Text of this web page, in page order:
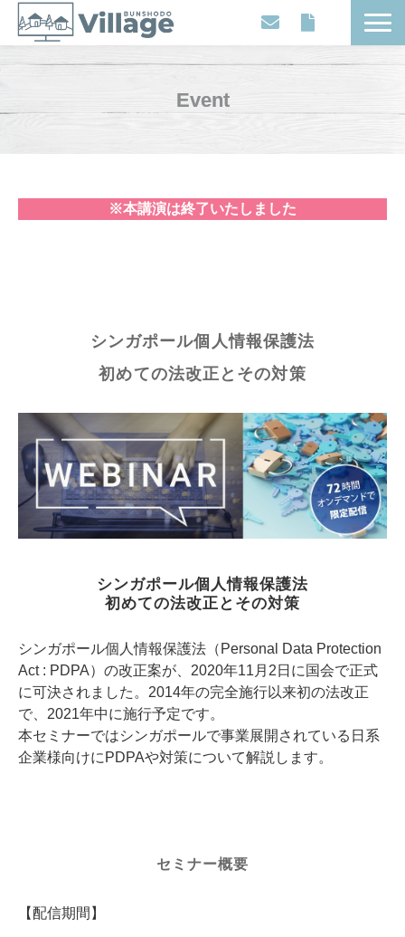
Workplaces
Movies
About
Event
※本講演は終了いたしました
シンガポール個人情報保護法
初めての法改正とその対策
シンガポール個人情報保護法
初めての法改正とその対策
シンガポール個人情報保護法（Personal Data Protection
Act : PDPA）の改正案が、2020年11月2日に国会で正式
に可決されました。2014年の完全施行以来初の法改正
で、2021年中に施行予定です。
本セミナーではシンガポールで事業展開されている日系
企業様向けにPDPAや対策について解説します。
セミナー概要
【配信期間】